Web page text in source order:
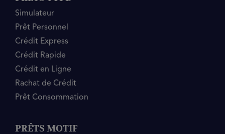
Simulateur
Prêt Personnel
Crédit Express
Crédit Rapide
Crédit en Ligne
Rachat de Crédit
Prêt Consommation
PRÊTS MOTIF